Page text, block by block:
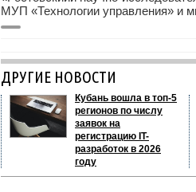
МУП «Технологии управления» и
ДРУГИЕ НОВОСТИ
Кубань вошла в топ-5
регионов по числу
заявок на
регистрацию IT-
разработок в 2026
году